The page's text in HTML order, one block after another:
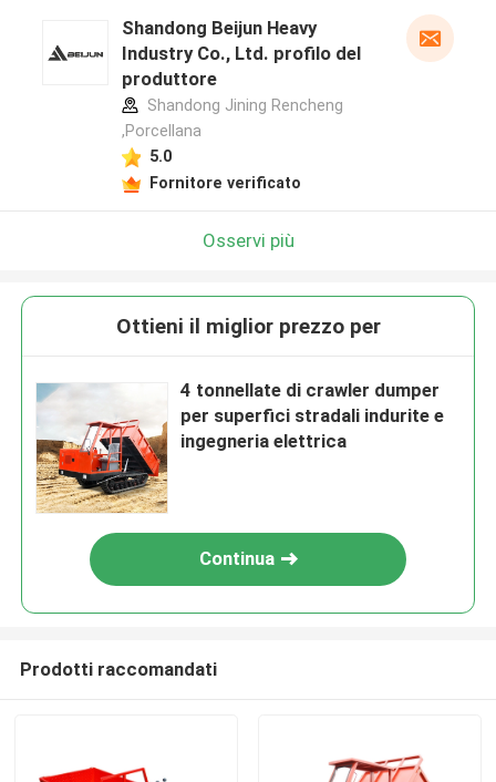
Shandong Beijun Heavy
Industry Co., Ltd. profilo del
produttore
Shandong Jining Rencheng
,Porcellana
5.0
Fornitore verificato
Osservi più
Ottieni il miglior prezzo per
4 tonnellate di crawler dumper
per superfici stradali indurite e
ingegneria elettrica
Continua
Prodotti raccomandati